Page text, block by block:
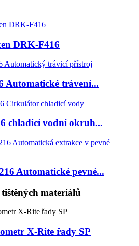
DRK-F416
Automatické trávení...
chladicí vodní okruh...
Automatické pevné...
materiálů
X-Rite řady SP